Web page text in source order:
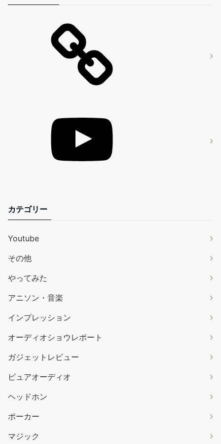
カテゴリー
Youtube
その他
やってみた
アニソン・音楽
インプレッション
オーディオショウレポート
ガジェットレビュー
ピュアオーディオ
ヘッドホン
ポーカー
マジック